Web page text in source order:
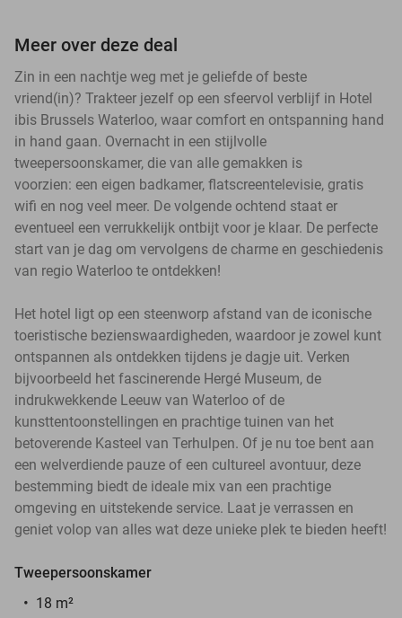
Meer over deze deal
Zin in een nachtje weg met je geliefde of beste
vriend(in)? Trakteer jezelf op een sfeervol verblijf in Hotel
ibis Brussels Waterloo, waar comfort en ontspanning hand
in hand gaan. Overnacht in een stijlvolle
tweepersoonskamer, die van alle gemakken is
voorzien: een eigen badkamer, flatscreentelevisie, gratis
wifi en nog veel meer. De volgende ochtend staat er
eventueel een verrukkelijk ontbijt voor je klaar. De perfecte
start van je dag om vervolgens de charme en geschiedenis
van regio Waterloo te ontdekken!
Het hotel ligt op een steenworp afstand van de iconische
toeristische bezienswaardigheden, waardoor je zowel kunt
ontspannen als ontdekken tijdens je dagje uit. Verken
bijvoorbeeld het fascinerende Hergé Museum, de
indrukwekkende Leeuw van Waterloo of de
kunsttentoonstellingen en prachtige tuinen van het
betoverende Kasteel van Terhulpen. Of je nu toe bent aan
een welverdiende pauze of een cultureel avontuur, deze
bestemming biedt de ideale mix van een prachtige
omgeving en uitstekende service. Laat je verrassen en
geniet volop van alles wat deze unieke plek te bieden heeft!
Tweepersoonskamer
18 m²